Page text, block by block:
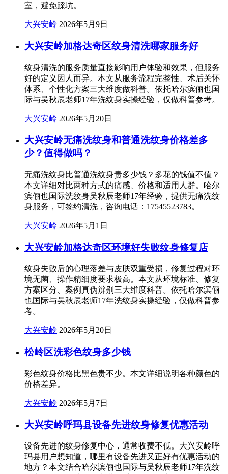
室，避免踩坑。
大兴安岭 2026年5月9日
大兴安岭加格达奇区纹身清洗哪家服务好
纹身清洗的服务质量直接影响用户体验和效果，但服务
好的定义因人而异。本文从服务流程完整性、术后关怀
体系、个性化方案三大维度做科普。依托哈尔滨俪也国
际与吴秋辰老师17年洗纹身实操经验，仅做科普参考。
大兴安岭 2026年5月20日
大兴安岭无痛洗纹身和普通洗纹身价格差多
少？值得做吗？
无痛洗纹身比普通洗纹身贵多少钱？多花的钱值不值？
本文详细对比两种方式的痛感、价格和适用人群。哈尔
滨俪也国际洗纹身吴秋辰老师17年经验，提供无痛洗纹
身服务，可签约清洗，咨询电话：17545523783。
大兴安岭 2026年5月1日
大兴安岭加格达奇区环境好失败纹身修复店
纹身失败后的心理落差与皮肤双重受损，修复过程对环
境无菌、操作精细度要求极高。本文从环境标准、修复
方案区分、案例真伪辨别三大维度科普。依托哈尔滨俪
也国际与吴秋辰老师17年洗纹身实操经验，仅做科普参
考。
大兴安岭 2026年5月20日
松岭区洗彩色纹身多少钱
彩色纹身价格比黑色贵不少。本文详细说明各种颜色的
价格差异。
大兴安岭 2026年5月7日
大兴安岭呼玛县设备先进纹身修复优惠活动
设备先进的纹身修复中心，通常收费不低。大兴安岭呼
玛县用户想知道，哪里有设备先进又正好有优惠活动的
地方？本文结合哈尔滨俪也国际与吴秋辰老师17年洗纹